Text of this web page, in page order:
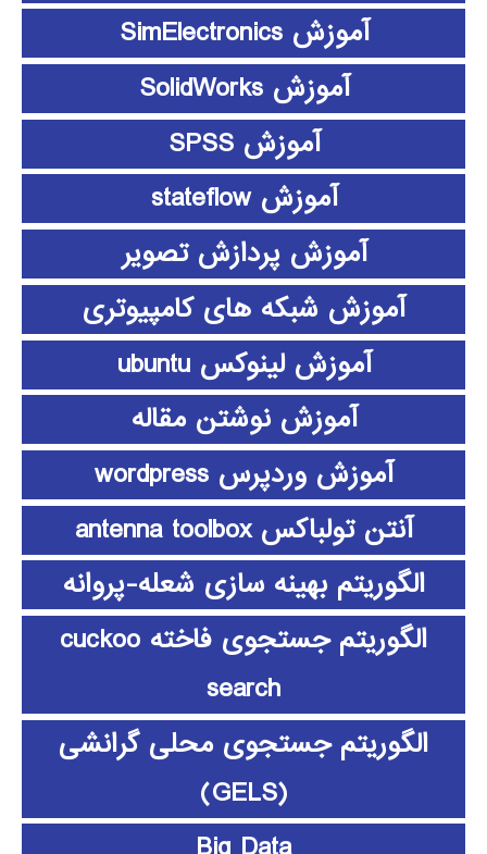
آموزش SimElectronics
آموزش SolidWorks
آموزش SPSS
آموزش stateflow
آموزش پردازش تصویر
آموزش شبکه های کامپیوتری
آموزش لینوکس ubuntu
آموزش نوشتن مقاله
آموزش وردپرس wordpress
آنتن تولباکس antenna toolbox
الگوریتم بهینه سازی شعله-پروانه
الگوریتم جستجوی فاخته cuckoo
search
الگوریتم جستجوی محلی گرانشی
(GELS)